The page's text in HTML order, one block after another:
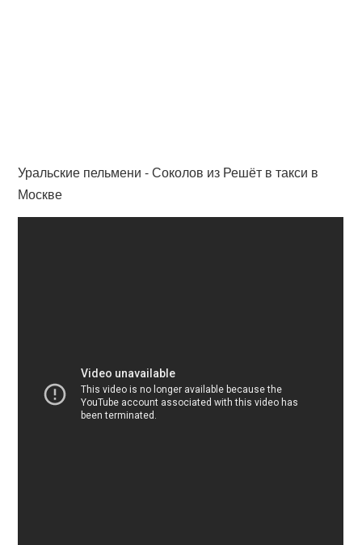
Уральские пельмени - Соколов из Решёт в такси в
Москве